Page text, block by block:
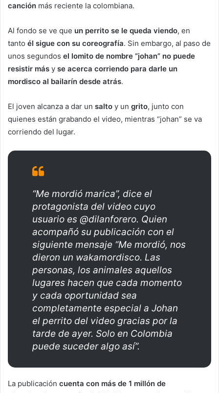
canción más reciente la colombiana.
Al fondo se ve que un perrito se le queda viendo, en
tanto él sigue con su coreografía. Sin embargo, al paso de
unos segundos el lomito de nombre “johan” no puede
resistir más y se acerca corriendo para darle un
mordisco al bailarín desde atrás.
El joven alcanza a dar un salto y un grito, junto con
quienes están grabando el video, mientras “johan” se va
corriendo del lugar.
“Me mordió marica”, dice el
protagonista del video cuyo
usuario es @dilanforero. Quien
acompañó su publicación con el
siguiente mensaje “Me mordió, nos
dieron un wakamordisco. Las
personas, los animales aquellos
lugares hacen que cada momento
y cada oportunidad sea
completamente especial a Johan
el perrito del video gracias por la
tarde de ayer. Solo en Colombia
puede suceder algo así”.
La publicación cuenta con más de 1 millón de